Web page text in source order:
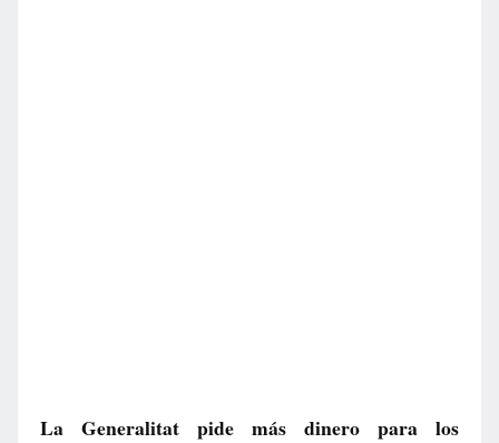
La Generalitat pide más dinero para los